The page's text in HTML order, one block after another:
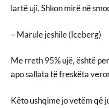
lartë uji. Shkon mirë në
– Marule jeshile (Iceberg)
Me rreth 95% ujë, është
apo sallata të freskëta
Këto ushqime jo vetëm që